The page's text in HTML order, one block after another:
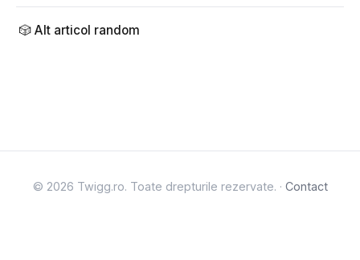
🎲 Alt articol random
© 2026 Twigg.ro. Toate drepturile rezervate. · Contact